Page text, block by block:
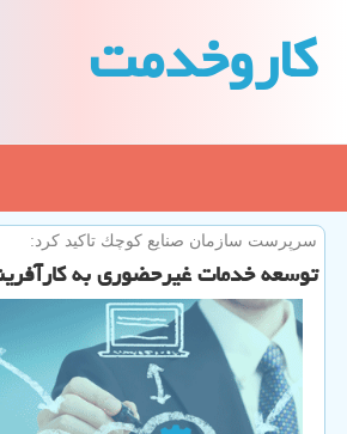
كاروخدمت
سرپرست سازمان صنایع كوچك تاكید كرد:
توسعه خدمات غیرحضوری به